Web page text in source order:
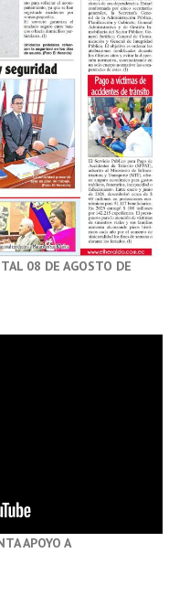
08 DE AGOSTO DE
APOYO A